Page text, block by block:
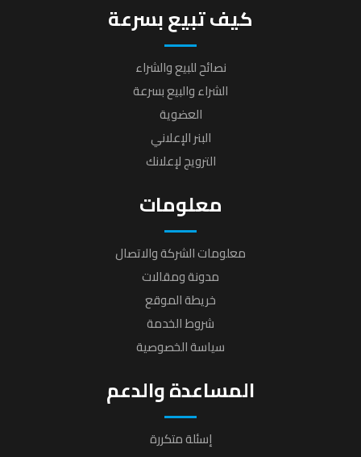
كيف تبيع بسرعة
نصائح للبيع والشراء
الشراء والبيع بسرعة
العضوية
البنر الإعلاني
الترويج لإعلانك
معلومات
معلومات الشركة والاتصال
مدونة ومقالات
خريطة الموقع
شروط الخدمة
سياسة الخصوصية
المساعدة والدعم
إسئلة متكررة